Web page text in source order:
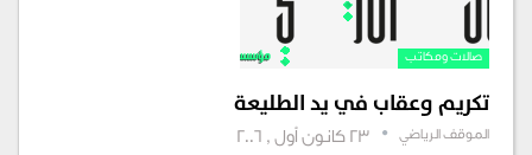
صالات ومكاتب‏‏
تكريم وعقاب في يد الطليعة
الموقف الرياضي 23 كانون أول , 2006